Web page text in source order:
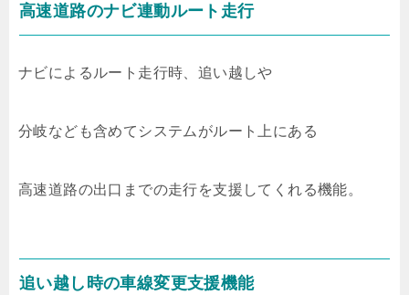
高速道路のナビ連動ルート走行
ナビによるルート走行時、追い越しや
分岐なども含めてシステムがルート上にある
高速道路の出口までの走行を支援してくれる機能。
追い越し時の車線変更支援機能